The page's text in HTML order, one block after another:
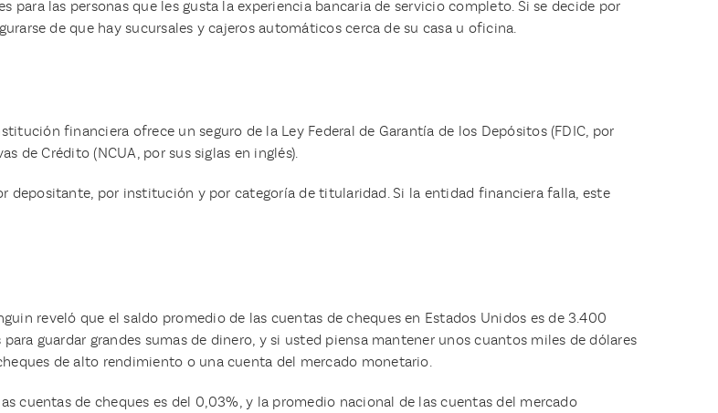
las personas que les gusta la experiencia bancaria de servicio completo. Si se decide por
de que hay sucursales y cajeros automáticos cerca de su casa u oficina.
financiera ofrece un seguro de la Ley Federal de Garantía de los Depósitos (FDIC, por
de Crédito (NCUA, por sus siglas en inglés).
depositante, por institución y por categoría de titularidad. Si la entidad financiera falla, este
reveló que el saldo promedio de las cuentas de cheques en Estados Unidos es de 3.400
guardar grandes sumas de dinero, y si usted piensa mantener unos cuantos miles de dólares
de alto rendimiento o una cuenta del mercado monetario.
cuentas de cheques es del 0,03%, y la promedio nacional de las cuentas del mercado